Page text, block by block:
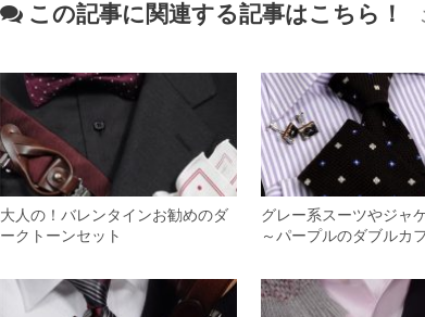
この記事に関連する記事はこちら！
大人の！バレンタインお勧めのダ
ークトーンセット
グレー系スーツやジャ
～パープルのダブルカ